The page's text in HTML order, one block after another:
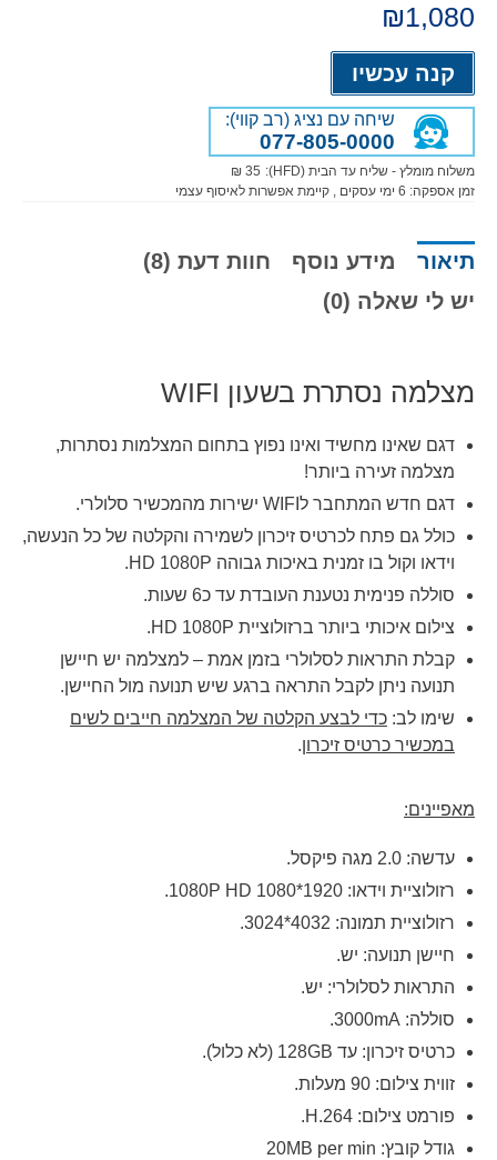
המחיר
המקורי
היה:
₪1,199.
₪1,080
קנה עכשיו
שיחה עם נציג (רב קווי):
077-805-0000
משלוח מומלץ - שליח עד הבית (HFD):
35 ₪
זמן אספקה: 6 ימי עסקים , קיימת אפשרות לאיסוף עצמי
תיאור מידע נוסף
חוות דעת (8)
יש לי שאלה (0)
מצלמה נסתרת בשעון WIFI
דגם שאינו מחשיד ואינו נפוץ בתחום המצלמות נסתרות,
מצלמה זעירה ביותר!
דגם חדש המתחבר לWIFI ישירות מהמכשיר סלולרי.
כולל גם פתח לכרטיס זיכרון לשמירה והקלטה של כל הנעשה,
וידאו וקול בו זמנית באיכות גבוהה HD 1080P.
סוללה פנימית נטענת העובדת עד כ6 שעות.
צילום איכותי ביותר ברזולוציית HD 1080P.
קבלת התראות לסלולרי בזמן אמת – למצלמה יש חיישן
תנועה ניתן לקבל התראה ברגע שיש תנועה מול החיישן.
שימו לב: כדי לבצע הקלטה של המצלמה חייבים לשים
במכשיר כרטיס זיכרון.
מאפיינים:
עדשה: 2.0 מגה פיקסל.
רזולוציית וידאו: 1920*1080 1080P HD.
רזולוציית תמונה: 4032*3024.
חיישן תנועה: יש.
התראות לסלולרי: יש.
סוללה: 3000mA.
כרטיס זיכרון: עד 128GB (לא כלול).
זווית צילום: 90 מעלות.
פורמט צילום: H.264.
גודל קובץ: 20MB per min